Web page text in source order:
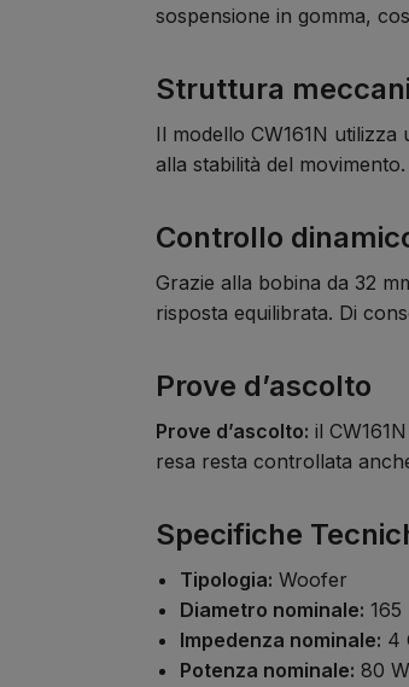
sospensione in gomma,
Struttura
Il modello CW161N
alla stabilità del
Controllo
Grazie alla bobina da 32
risposta equilibrata. Di
Prove d’ascolto
Prove d’ascolto: il
resa resta controllata
Specifiche
Tipologia: Woofer
Diametro nominale: 165
Impedenza nominale: 4
Potenza nominale: 80 W